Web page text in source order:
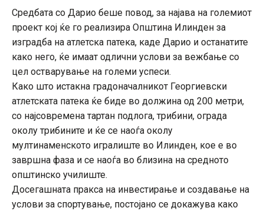
Средбата со Дарио беше повод, за најава на големиот
проект кој ќе го реализира Општина Илинден за
изградба на атлетска патека, каде Дарио и останатите
како него, ќе имаат одлични услови за вежбање со
цел остварување на големи успеси.
Како што истакна градоначалникот Георгиевски
атлетската патека ќе биде во должина од 200 метри,
со најсовремена тартан подлога, трибини, ограда
околу трибините и ќе се наоѓа околу
мултинаменското игралиште во Илинден, кое е во
завршна фаза и се наоѓа во близина на средното
општинско училиште.
Досегашната пракса на инвестирање и создавање на
услови за спортување, постојано се докажува како